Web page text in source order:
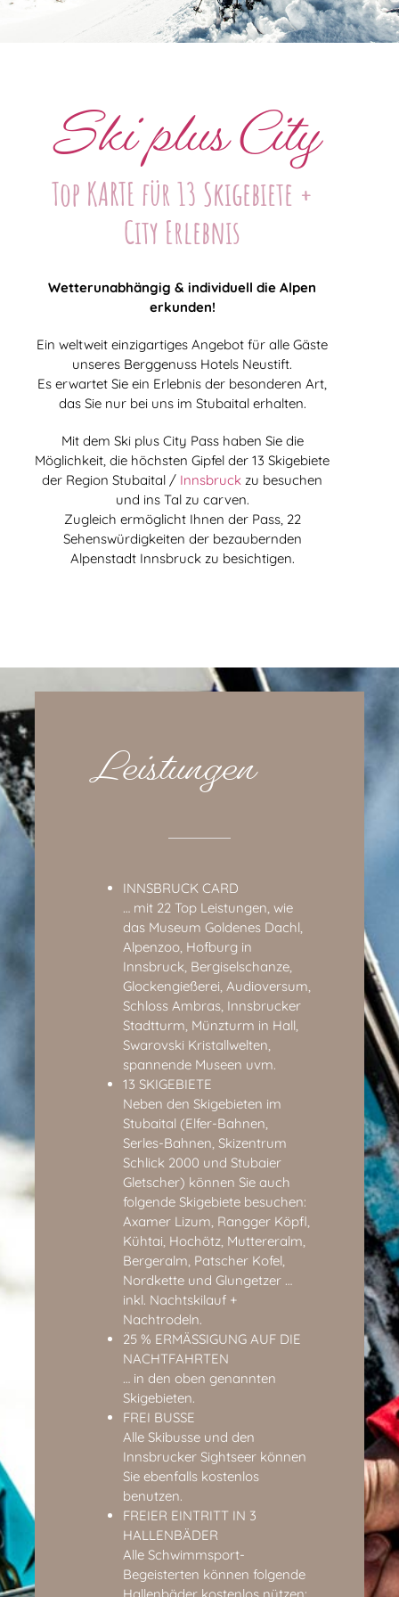
Ski plus City
Top KARTE für 13 Skigebiete +
City Erlebnis
Wetterunabhängig & individuell die Alpen
erkunden!
Ein weltweit einzigartiges Angebot für alle Gäste
unseres Berggenuss Hotels Neustift.
Es erwartet Sie ein Erlebnis der besonderen Art,
das Sie nur bei uns im Stubaital erhalten.
Mit dem Ski plus City Pass haben Sie die
Möglichkeit, die höchsten Gipfel der 13 Skigebiete
der Region Stubaital / Innsbruck zu besuchen
und ins Tal zu carven.
Zugleich ermöglicht Ihnen der Pass, 22
Sehenswürdigkeiten der bezaubernden
Alpenstadt Innsbruck zu besichtigen.
Leistungen
INNSBRUCK CARD
… mit 22 Top Leistungen, wie
das Museum Goldenes Dachl,
Alpenzoo, Hofburg in
Innsbruck, Bergiselschanze,
Glockengießerei, Audioversum,
Schloss Ambras, Innsbrucker
Stadtturm, Münzturm in Hall,
Swarovski Kristallwelten,
spannende Museen uvm.
13 SKIGEBIETE
Neben den Skigebieten im
Stubaital (Elfer-Bahnen,
Serles-Bahnen, Skizentrum
Schlick 2000 und Stubaier
Gletscher) können Sie auch
folgende Skigebiete besuchen:
Axamer Lizum, Rangger Köpfl,
Kühtai, Hochötz, Muttereralm,
Bergeralm, Patscher Kofel,
Nordkette und Glungetzer …
inkl. Nachtskilauf +
Nachtrodeln.
25 % ERMÄSSIGUNG AUF DIE
NACHTFAHRTEN
… in den oben genannten
Skigebieten.
FREI BUSSE
Alle Skibusse und den
Innsbrucker Sightseer können
Sie ebenfalls kostenlos
benutzen.
FREIER EINTRITT IN 3
HALLENBÄDER
Alle Schwimmsport-
Begeisterten können folgende